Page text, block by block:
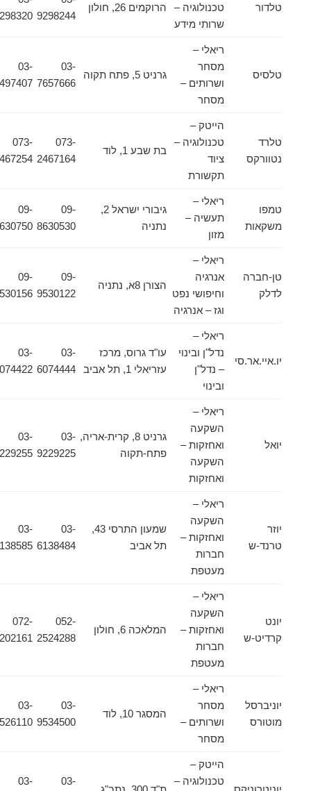
טלדור
טכנולוגיה –
שרותי מידע
הרוקמים 26, חולון
9298244
9298320
טלסיס
ריאלי –
מסחר
ושרותים –
מסחר
גרניט 5, פתח תקוה
7657666
6497407
טלרד
נטוורקס
הייטק –
טכנולוגיה –
תקשורת
בת שבע 1, לוד
073-
2467164
073-
2467254
טמפו
משקאות
ריאלי –
תעשיה –
גיבורי ישראל 2,
נתניה
8630530
8630750
טן-חברה
לדלק
ריאלי –
אנרגיה
וחיפושי נפט
וגז – אנרגיה
הצורן 8א, נתניה
9530122
9530156
יו.איי.אר.סי
ריאלי –
נדל"ן ובינוי
– נדל"ן
ובינוי
עו"ד גרוס, מרכז
עזריאלי 1, תל אביב
6074444
6074422
ריאלי –
השקעה
ואחזקות –
השקעה
ואחזקות
גרניט 8, קרית-אריה,
פתח-תקוה
03-
9229225
9229255
טרנד-ש
ריאלי –
השקעה
ואחזקות –
חברות
מעטפת
שמעון התרסי 43,
תל אביב
03-
6138484
6138585
קרדיט-ש
ריאלי –
השקעה
ואחזקות –
חברות
מעטפת
המלאכה 6, חולון
052-
2524288
072-
2202161
יוניברסל
מוטורס
ריאלי –
מסחר
ושרותים –
מסחר
המסגר 10, לוד
9534500
9526110
הייטק –
טכנולוגיה –